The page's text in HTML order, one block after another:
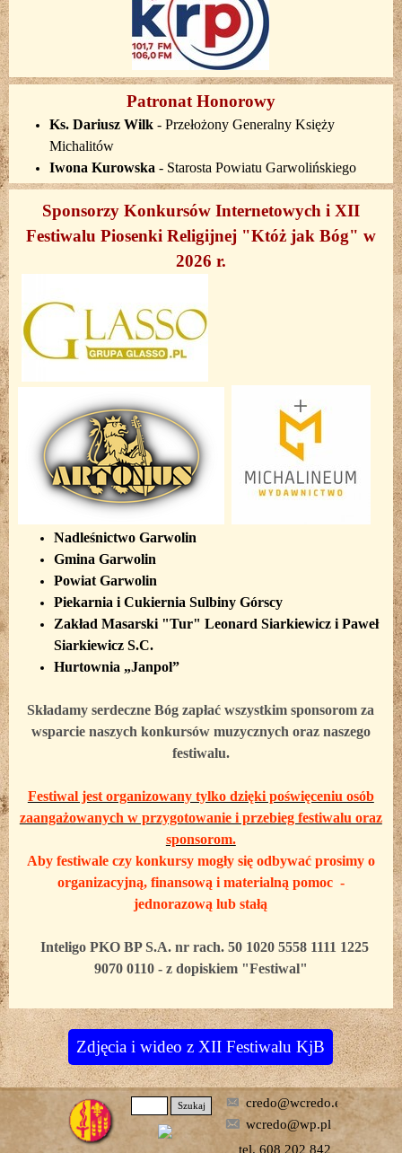
Patronat Honorowy
Ks. Dariusz Wilk - Przełożony Generalny Księży
Michalitów
Iwona Kurowska - Starosta Powiatu Garwolińskiego
Sponsorzy Konkursów Internetowych i XII
Festiwalu Piosenki Religijnej "Któż jak Bóg" w
2026 r.
Nadleśnictwo Garwolin
Gmina Garwolin
Powiat Garwolin
Piekarnia i Cukiernia Sulbiny Górscy
Zakład Masarski "Tur" Leonard Siarkiewicz i Paweł
Siarkiewicz S.C.
Hurtownia „Janpol”
Składamy serdeczne Bóg zapłać wszystkim sponsorom za
wsparcie naszych konkursów muzycznych oraz naszego
festiwalu.
Festiwal jest organizowany tylko dzięki poświęceniu osób
zaangażowanych w przygotowanie i przebieg festiwalu oraz
sponsorom.
Aby festiwale czy konkursy mogły się odbywać prosimy o
organizacyjną, finansową i materialną pomoc -
jednorazową lub stałą
Inteligo PKO BP S.A. nr rach. 50 1020 5558 1111 1225
9070 0110 - z dopiskiem "Festiwal"
Zdjęcia i wideo z XII Festiwalu KjB
credo@wcredo.eu
wcredo@wp.pl
tel. 608 202 842
Szukaj